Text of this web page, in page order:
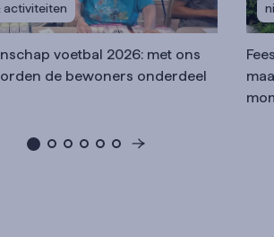
activiteiten
voetbal 2026: met ons
de bewoners onderdeel